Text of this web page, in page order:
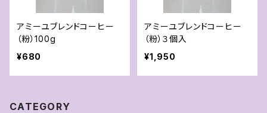
アミーユブレンドコーヒー
（粉）100g
¥680
アミーユブレンドコーヒー
（粉）３個入
¥1,950
CATEGORY